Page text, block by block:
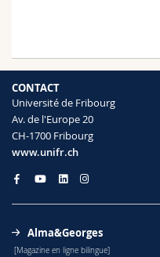
CONTACT
Université de Fribourg
Av. de l'Europe 20
CH-1700 Fribourg
www.unifr.ch
Alma&Georges
[Magazine en ligne bilingue]